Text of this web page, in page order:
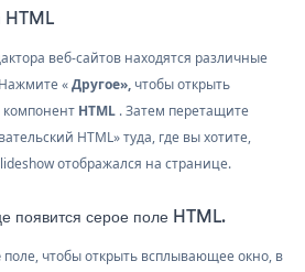
HTML
веб-сайтов находятся различные
«Другое», чтобы открыть
компонент HTML . Затем перетащите
HTML» туда, где вы хотите,
отображался на странице.
появится серое поле HTML.
поле, чтобы открыть всплывающее окно, в